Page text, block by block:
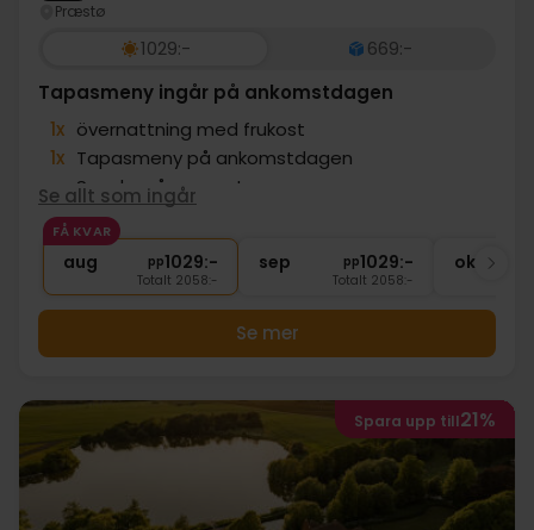
Præstø
1029:-
669:-
Tapasmeny ingår på ankomstdagen
1x övernattning med frukost
1x Tapasmeny på ankomstdagen
∞
Snacks på rummet
1x 1 fl. bubbel på rummet (att dela)
∞ Äkta dansk mysighet och natur
Se allt som ingår
FÅ KVAR
aug pp1029:-
Totalt 2058:-
sep pp1029:-
Totalt 2058:-
okt
Se mer
Spara upp till21%